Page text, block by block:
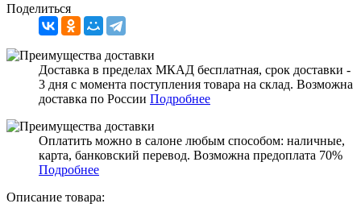
Поделиться
Доставка в пределах МКАД бесплатная, срок доставки -
3 дня с момента поступления товара на склад. Возможна
доставка по России Подробнее
Оплатить можно в салоне любым способом: наличные,
карта, банковский перевод. Возможна предоплата 70%
Подробнее
Описание товара: